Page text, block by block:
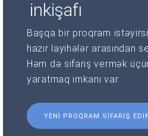
inkişafı
Başqa bir proqram
hazır layihələr arasından
Həm də sifariş vermək
yaratmaq imkanı var.
YENI PROQRAM SIFARIŞ